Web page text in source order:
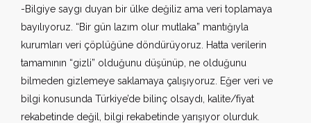
-Bilgiye saygı duyan bir ülke değiliz ama veri toplamaya
bayılıyoruz. “Bir gün lazım olur mutlaka” mantığıyla
kurumları veri çöplüğüne döndürüyoruz. Hatta verilerin
tamamının “gizli” olduğunu düşünüp, ne olduğunu
bilmeden gizlemeye saklamaya çalışıyoruz. Eğer veri ve
bilgi konusunda Türkiye’de bilinç olsaydı, kalite/fiyat
rekabetinde değil, bilgi rekabetinde yarışıyor olurduk.